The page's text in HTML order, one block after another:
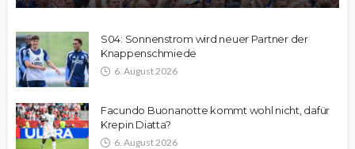
S04: Sonnenstrom wird neuer Partner der
Knappenschmiede
6. August 2026
Facundo Buonanotte kommt wohl nicht, dafür
Krepin Diatta?
6. August 2026